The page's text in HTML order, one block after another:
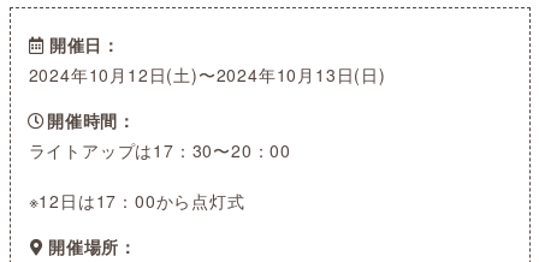
開催日
2024年10月12日(土)〜2024年10月13日(日)
開催時間
ライトアップは17：30〜20：00
※12日は17：00から点灯式
開催場所